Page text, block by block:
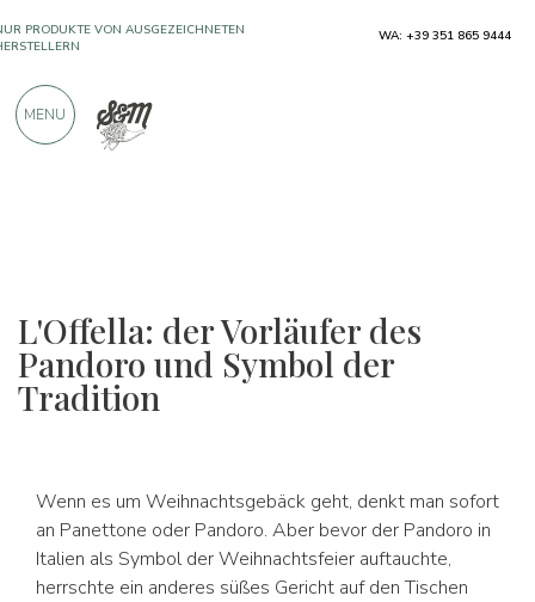
L'Offella: der Vorläufer des
Pandoro und Symbol der
Tradition
Wenn es um Weihnachtsgebäck geht, denkt man sofort
an Panettone oder Pandoro. Aber bevor der Pandoro in
Italien als Symbol der Weihnachtsfeier auftauchte,
herrschte ein anderes süßes Gericht auf den Tischen
PRODUKTE VON AUSGEZEICHNETEN
900 POSITIVE BEWERTUNGEN
WA: +39 351 865 9444
MENU